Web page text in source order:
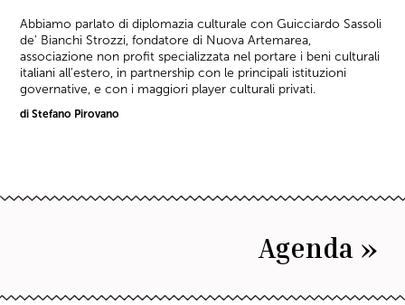
Abbiamo parlato di diplomazia culturale con Guicciardo Sassoli
de' Bianchi Strozzi, fondatore di Nuova Artemarea,
associazione non profit specializzata nel portare i beni culturali
italiani all'estero, in partnership con le principali istituzioni
governative, e con i maggiori player culturali privati.
di Stefano Pirovano
Agenda »